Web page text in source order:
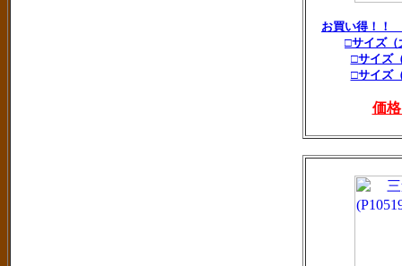
お買い得！！
□サイズ（
□サイズ
□サイズ
価